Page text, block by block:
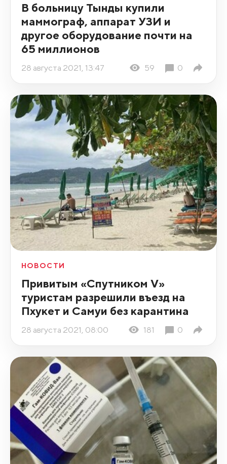
В больницу Тынды купили
маммограф, аппарат УЗИ и
другое оборудование почти на
65 миллионов
28 августа 2021, 13:47 59 0
НОВОСТИ
Привитым «Спутником V»
туристам разрешили въезд на
Пхукет и Самуи без карантина
28 августа 2021, 08:00 181 0